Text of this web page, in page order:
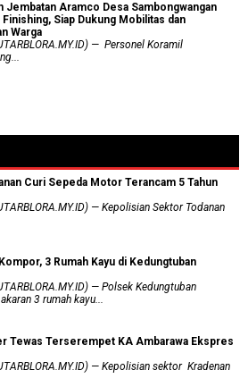
Jembatan Aramco Desa Sambongwangan
Finishing, Siap Dukung Mobilitas dan
Warga
— Personel Koramil
Curi Sepeda Motor Terancam 5 Tahun
— Kepolisian Sektor Todanan
3 Rumah Kayu di Kedungtuban
— Polsek Kedungtuban
3 rumah kayu...
Tewas Terserempet KA Ambarawa Ekspres
— Kepolisian sektor Kradenan